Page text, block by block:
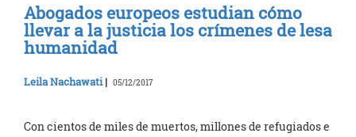
Abogados europeos estudian cómo
llevar a la justicia los crímenes de lesa
humanidad
Leila Nachawati| 05/12/2017
Con cientos de miles de muertos, millones de refugiados e